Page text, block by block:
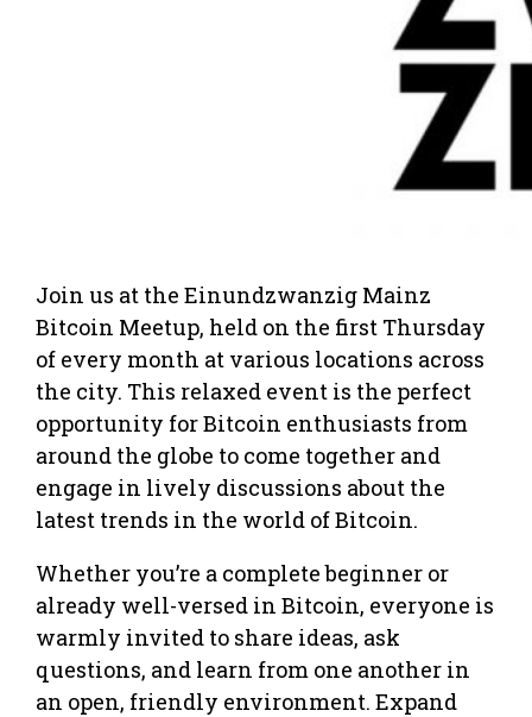
Join us at the Einundzwanzig Mainz
Bitcoin Meetup, held on the first Thursday
of every month at various locations across
the city. This relaxed event is the perfect
opportunity for Bitcoin enthusiasts from
around the globe to come together and
engage in lively discussions about the
latest trends in the world of Bitcoin.
Whether you’re a complete beginner or
already well-versed in Bitcoin, everyone is
warmly invited to share ideas, ask
questions, and learn from one another in
an open, friendly environment. Expand